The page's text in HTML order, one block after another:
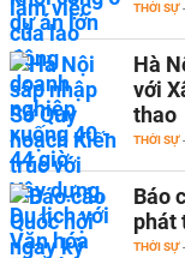
THỜI SỰ -
Hà
với
thao
THỜI SỰ -
Báo
phát
THỜI SỰ -